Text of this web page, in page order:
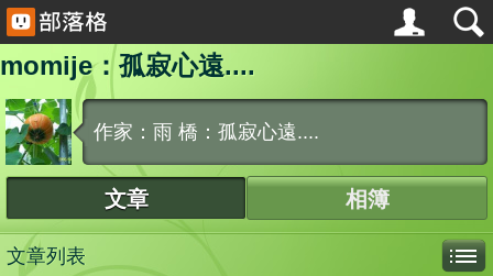
momije：孤寂心遠....
作家：雨 橋：孤寂心遠....
文章 相簿
文章列表